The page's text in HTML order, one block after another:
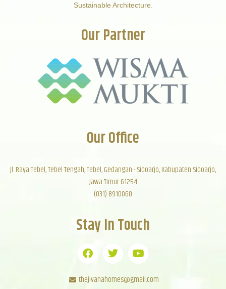
Sustainable Architecture.
Our Partner
Our Office
Jl. Raya Tebel, Tebel Tengah, Tebel, Gedangan - Sidoarjo, Kabupaten Sidoarjo,
Jawa Timur 61254
(031) 8910060
Stay In Touch
thejivanahomes@gmail.com